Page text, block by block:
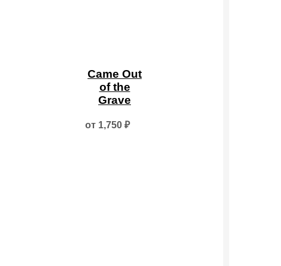
товар
имеет
несколько
вариаций.
можно
Came Out
of the
Grave
от 1,750 ₽